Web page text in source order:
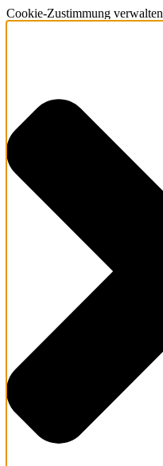
Cookie-Zustimmung verwalten